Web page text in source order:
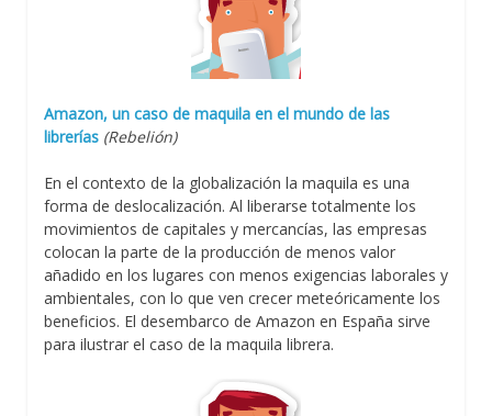
Amazon, un caso de maquila en el mundo de las
librerías (Rebelión)
En el contexto de la globalización la maquila es una
forma de deslocalización. Al liberarse totalmente los
movimientos de capitales y mercancías, las empresas
colocan la parte de la producción de menos valor
añadido en los lugares con menos exigencias laborales y
ambientales, con lo que ven crecer meteóricamente los
beneficios. El desembarco de Amazon en España sirve
para ilustrar el caso de la maquila librera.